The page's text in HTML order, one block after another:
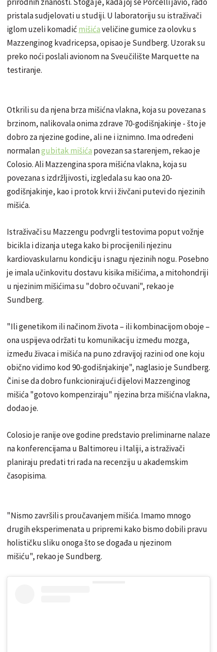
pristala sudjelovati u studiji. U laboratoriju su istraživači
iglom uzeli komadić mišićaveličine gumice za olovku s
Mazzenginog kvadricepsa, opisao je Sundberg. Uzorak su
preko noći poslali avionom na Sveučilište Marquette na
testiranje.
Otkrili su da njena brza mišićna vlakna, koja su povezana s
brzinom, nalikovala onima zdrave 70-godišnjakinje - što je
dobro za njezine godine, ali ne i iznimno. Ima određeni
normalangubitak mišića povezan sa starenjem, rekao je
Colosio. Ali Mazzengina spora mišićna vlakna, koja su
povezana s izdržljivosti, izgledala su kao ona 20-
godišnjakinje, kao i protok krvi i živčani putevi do njezinih
mišića.
Istraživači su Mazzengu podvrgli testovima poput vožnje
bicikla i dizanja utega kako bi procijenili njezinu
kardiovaskularnu kondiciju i snagu njezinih nogu. Posebno
je imala učinkovitu dostavu kisika mišićima, a mitohondriji
u njezinim mišićima su "dobro očuvani", rekao je
Sundberg.
"Ili genetikom ili načinom života – ili kombinacijom oboje –
ona uspijeva održati tu komunikaciju između mozga,
između živaca i mišića na puno zdravijoj razini od one koju
obično vidimo kod 90-godišnjakinje", naglasio je Sundberg.
Čini se da dobro funkcionirajući dijelovi Mazzenginog
mišića "gotovo kompenziraju" njezina brza mišićna vlakna,
dodao je.
Colosio je ranije ove godine predstavio preliminarne nalaze
na konferencijama u Baltimoreu i Italiji, a istraživači
planiraju predati tri rada na recenziju u akademskim
časopisima.
"Nismo završili s proučavanjem mišića. Imamo mnogo
drugih eksperimenata u pripremi kako bismo dobili pravu
holističku sliku onoga što se događa u njezinom
mišiću", rekao je Sundberg.